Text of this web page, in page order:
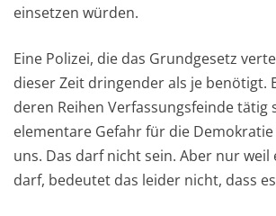
einsetzen würden.
Eine Polizei, die das Grundgesetz
dieser Zeit dringender als je benötigt.
deren Reihen Verfassungsfeinde tätig
elementare Gefahr für die
uns. Das darf nicht sein. Aber nur weil
darf, bedeutet das leider nicht, dass